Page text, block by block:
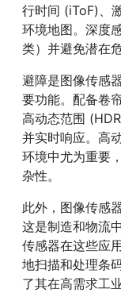
行时间 (iToF)、
环境地图。深度
类）并避免潜在
避障是图像传感
要功能。配备卷
高动态范围
并实时响应。高
环境中尤为重要
杂性。
此外，图像传感
这是制造和物流
传感器在这些应
地扫描和处理条
了其在高需求工